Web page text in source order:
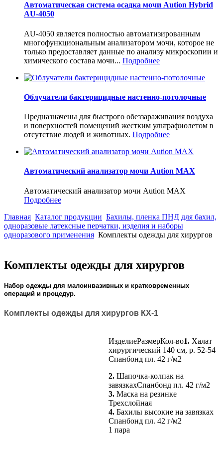
Автоматическая система осадка мочи Aution Hybrid
AU-4050
AU-4050 является полностью автоматизированным
многофункциональным анализатором мочи, которое не
только предоставляет данные по анализу микроскопии и
химического состава мочи... Подробнее
Облучатели бактерицидные настенно-потолочные
Предназначены для быстрого обеззараживания воздуха
и поверхностей помещений жестким ультрафиолетом в
отсутствие людей и животных. Подробнее
Автоматический анализатор мочи Aution MAX
Автоматический анализатор мочи Aution MAX
Подробнее
Главная Каталог продукции Бахилы, пленка ПНД для бахил,
одноразовые латексные перчатки, изделия и наборы
одноразового применения Комплекты одежды для хирургов
Комплекты одежды для хирургов
Набор одежды для малоинвазивных и кратковременных
операций и процедур.
Комплекты одежды для хирургов КХ-1
ИзделиеРазмерКол-во1. Халат
хирургический 140 см, р. 52-54
Спанбонд пл. 42 г/м2
2. Шапочка-колпак на
завязкахСпанбонд пл. 42 г/м2
3. Маска на резинке
Трехслойная
4. Бахилы высокие на завязках
Спанбонд пл. 42 г/м2
1 пара